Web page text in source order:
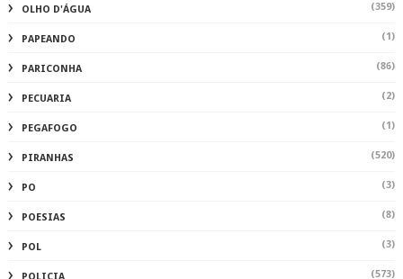
OLHO D'ÁGUA (359)
PAPEANDO (1)
PARICONHA (86)
PECUARIA (2)
PEGAFOGO (1)
PIRANHAS (520)
PO (3)
POESIAS (8)
POL (3)
(573)